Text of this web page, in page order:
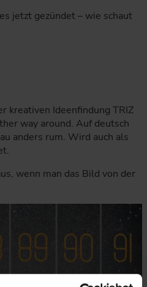
jetzt gezündet – wie schaut
kreativen Ideenfindung TRIZ
way around. Auf deutsch
anders rum. Wird auch als
wenn man das Bild von der